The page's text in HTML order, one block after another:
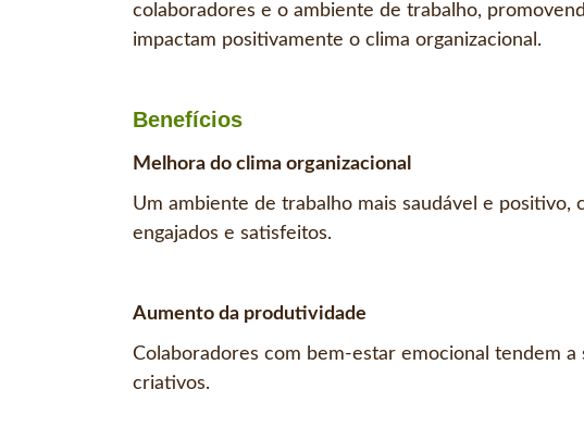
colaboradores e o ambiente de trabalho,
impactam positivamente o clima organizacional.
Benefícios
Melhora do clima organizacional
Um ambiente de trabalho mais saudável e positivo,
engajados e satisfeitos.
Aumento da produtividade
Colaboradores com bem-estar emocional tendem a
criativos.